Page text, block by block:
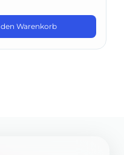
Warenkorb